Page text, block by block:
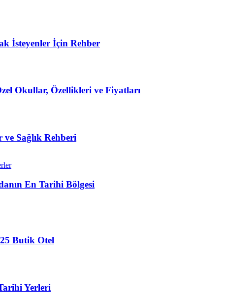
İsteyenler İçin Rehber
Okullar, Özellikleri ve Fiyatları
Sağlık Rehberi
En Tarihi Bölgesi
Butik Otel
Yerleri